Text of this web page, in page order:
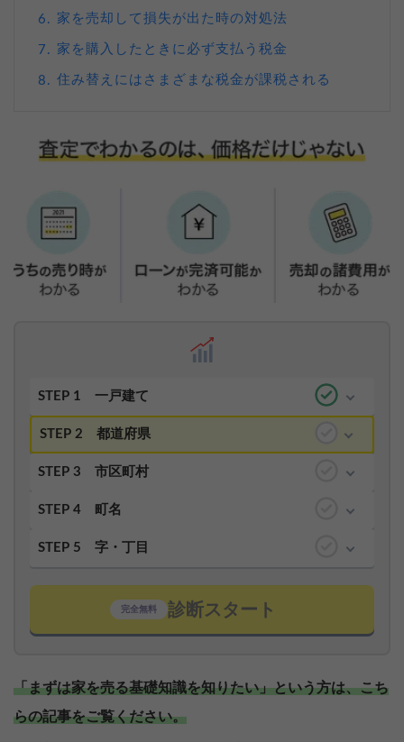
6. 家を売却して損失が出た時の対処法
7. 家を購入したときに必ず支払う税金
8. 住み替えにはさまざまな税金が課税される
STEP 1 一戸建て
STEP 2 都道府県
STEP 3 市区町村
STEP 4 町名
STEP 5 字・丁目
完全無料 診断スタート
「まずは家を売る基礎知識を知りたい」という方は、こち
らの記事をご覧ください。